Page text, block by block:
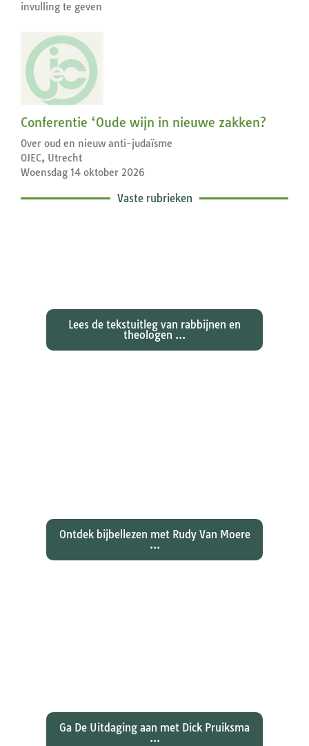
invulling te geven
Conferentie ‘Oude wijn in nieuwe zakken?
Over oud en nieuw anti-judaïsme
OJEC, Utrecht
Woensdag 14 oktober 2026
Vaste rubrieken
Lees de tekstuitleg van rabbijnen en
theologen ...
Ontdek bijbellezen met Rudy Van Moere
...
Ga De Uitdaging aan met Dick Pruiksma
...